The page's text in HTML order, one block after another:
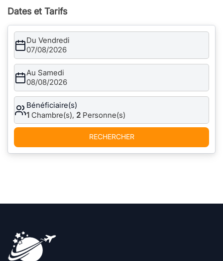
Dates et Tarifs
Du Vendredi
07/08/2026
Au Samedi
08/08/2026
Bénéficiaire(s)
1 Chambre(s), 2 Personne(s)
RECHERCHER